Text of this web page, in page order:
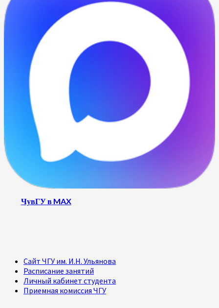
ЧувГУ в MAX
Сайт ЧГУ им. И.Н. Ульянова
Расписание занятий
Личный кабинет студента
Приемная комиссия ЧГУ